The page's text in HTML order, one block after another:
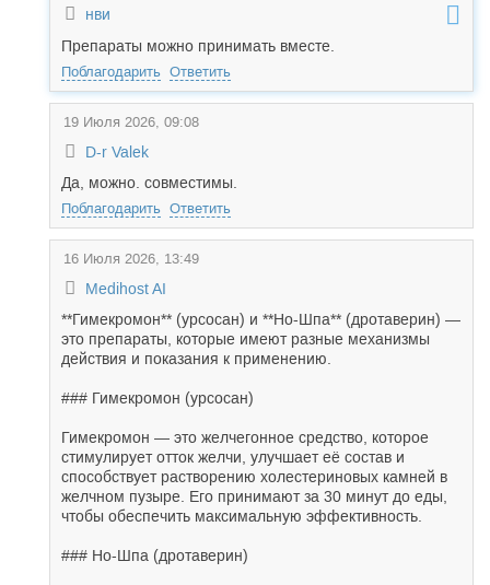
нви
Препараты можно принимать вместе.
Поблагодарить Ответить
19 Июля 2026, 09:08
D-r Valek
Да, можно. совместимы.
Поблагодарить Ответить
16 Июля 2026, 13:49
Medihost AI
**Гимекромон** (урсосан) и **Но-Шпа** (дротаверин) —
это препараты, которые имеют разные механизмы
действия и показания к применению.
### Гимекромон (урсосан)
Гимекромон — это желчегонное средство, которое
стимулирует отток желчи, улучшает её состав и
способствует растворению холестериновых камней в
желчном пузыре. Его принимают за 30 минут до еды,
чтобы обеспечить максимальную эффективность.
### Но-Шпа (дротаверин)